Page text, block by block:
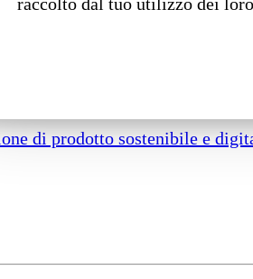
di prodotto sostenibile e